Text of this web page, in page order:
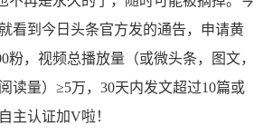
看到今日头条官方发的通告，申请黄
粉，视频总播放量（或微头条，图文，
读量）≥5万，30天内发文超过10篇或
主认证加V啦！